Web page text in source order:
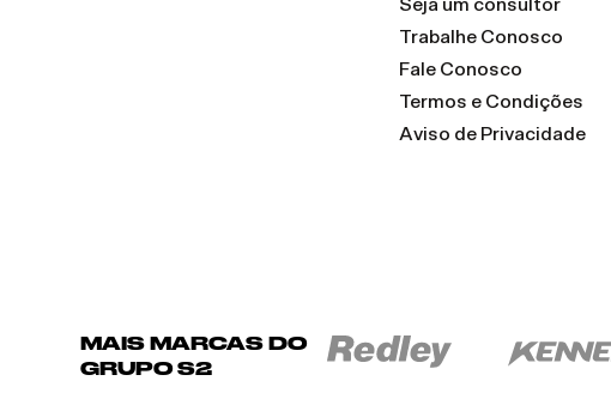
Seja um consultor
Trabalhe Conosco
Fale Conosco
Termos e Condições
Aviso de Privacidade
MAIS MARCAS DO
GRUPO S2